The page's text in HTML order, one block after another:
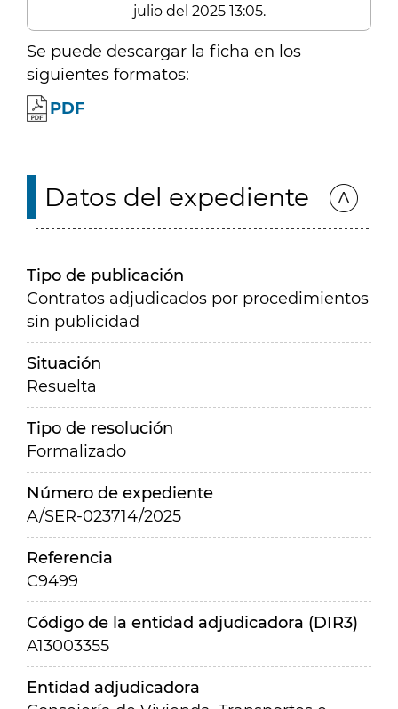
julio del 2025 13:05.
Se puede descargar la ficha en los
siguientes formatos:
PDF
Datos del expediente
Tipo de publicación
Contratos adjudicados por procedimientos
sin publicidad
Situación
Resuelta
Tipo de resolución
Formalizado
Número de expediente
A/SER-023714/2025
Referencia
C9499
Código de la entidad adjudicadora (DIR3)
A13003355
Entidad adjudicadora